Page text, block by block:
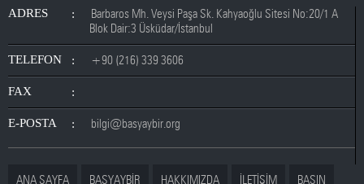
ADRES
Barbaros Mh. Veysi Paşa Sk. Kahyaoğlu Sitesi No:20/1 A
Blok Dair:3 Üsküdar/İstanbul
TELEFON +90 (216) 339 3606
FAX
E-POSTA bilgi@basyaybir.org
ANA SAYFA BASYAYBİR HAKKIMIZDA İLETİŞİM BASIN